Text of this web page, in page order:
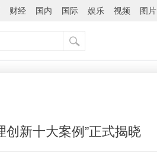
财经 国内 国际 娱乐 视频 图片
新十大案例”正式揭晓